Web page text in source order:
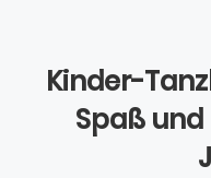
Kinder-
Spaß